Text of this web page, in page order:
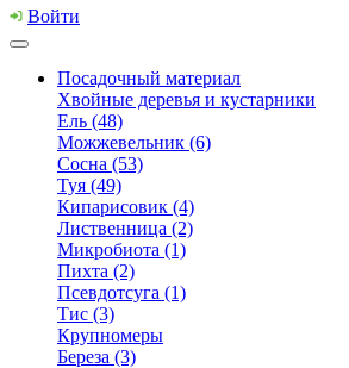
Войти
Посадочный материал
Хвойные деревья и кустарники
Ель (48)
Можжевельник (6)
Сосна (53)
Туя (49)
Кипарисовик (4)
Лиственница (2)
Микробиота (1)
Пихта (2)
Псевдотсуга (1)
Тис (3)
Крупномеры
Береза (3)